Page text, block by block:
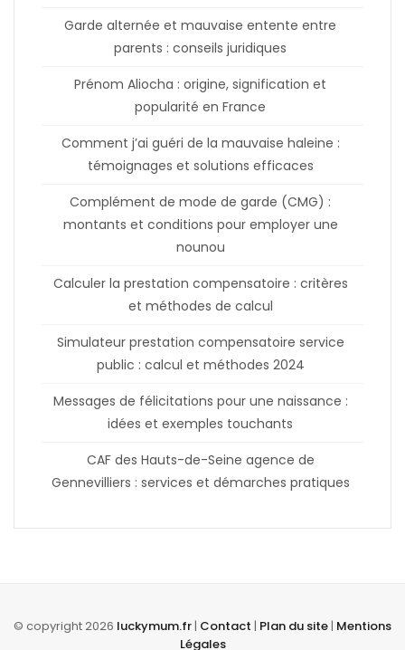
Garde alternée et mauvaise entente entre
parents : conseils juridiques
Prénom Aliocha : origine, signification et
popularité en France
Comment j’ai guéri de la mauvaise haleine :
témoignages et solutions efficaces
Complément de mode de garde (CMG) :
montants et conditions pour employer une
nounou
Calculer la prestation compensatoire : critères
et méthodes de calcul
Simulateur prestation compensatoire service
public : calcul et méthodes 2024
Messages de félicitations pour une naissance :
idées et exemples touchants
CAF des Hauts-de-Seine agence de
Gennevilliers : services et démarches pratiques
© copyright 2026 luckymum.fr| Contact | Plan du site| Mentions
Légales